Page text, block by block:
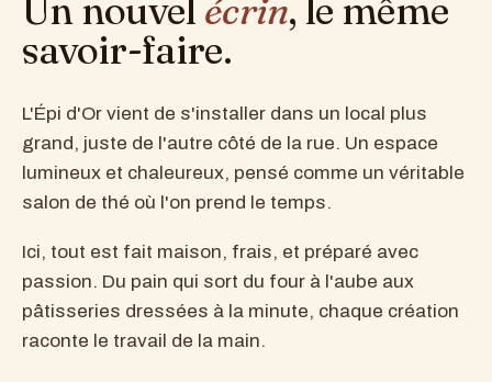
Un nouvel écrin, le même
savoir-faire.
L'Épi d'Or vient de s'installer dans un local plus
grand, juste de l'autre côté de la rue. Un espace
lumineux et chaleureux, pensé comme un véritable
salon de thé où l'on prend le temps.
Ici, tout est fait maison, frais, et préparé avec
passion. Du pain qui sort du four à l'aube aux
pâtisseries dressées à la minute, chaque création
raconte le travail de la main.